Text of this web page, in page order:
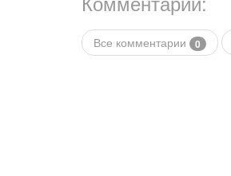
Все комментарии 0